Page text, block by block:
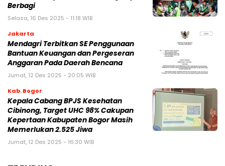
Berbagi
Selasa, 16 Des 2025 - 11:18 WIB
Jakarta
Mendagri Terbitkan SE Penggunaan
Bantuan Keuangan dan Pergeseran
Anggaran Pada Daerah Bencana
Jumat, 12 Des 2025 - 20:05 WIB
Kab. Bogor
Kepala Cabang BPJS Kesehatan
Cibinong, Target UHC 98% Cakupan
Kepertaan Kabupaten Bogor Masih
Memerlukan 2.525 Jiwa
Jumat, 12 Des 2025 - 16:30 WIB